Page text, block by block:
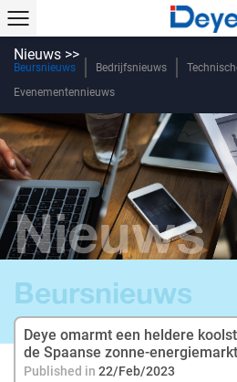
Nieuws >>
Beursnieuws Bedrijfsnieuws
Evenementennieuws
Nieuws
Beursnieuws
Deye omarmt een heldere
de Spaanse zonne-
Published in 22/Feb/2023